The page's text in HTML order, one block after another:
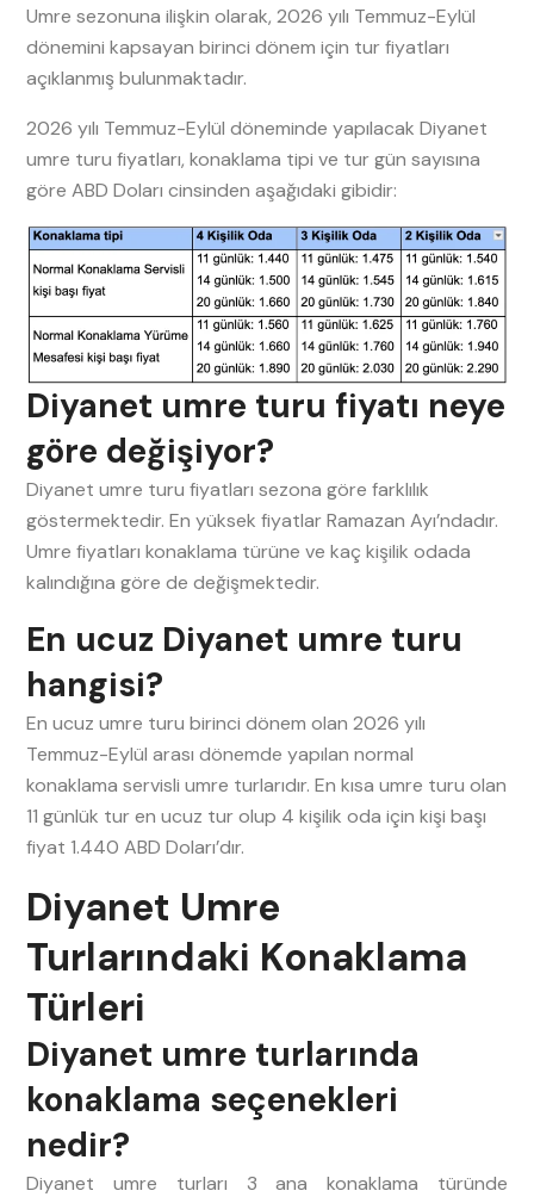
Umre sezonuna ilişkin olarak, 2026 yılı Temmuz-Eylül
dönemini kapsayan birinci dönem için tur fiyatları
açıklanmış bulunmaktadır.
2026 yılı Temmuz-Eylül döneminde yapılacak Diyanet
umre turu fiyatları, konaklama tipi ve tur gün sayısına
göre ABD Doları cinsinden aşağıdaki gibidir:
Diyanet umre turu fiyatı neye
göre değişiyor?
Diyanet umre turu fiyatları sezona göre farklılık
göstermektedir. En yüksek fiyatlar Ramazan Ayı’ndadır.
Umre fiyatları konaklama türüne ve kaç kişilik odada
kalındığına göre de değişmektedir.
En ucuz Diyanet umre turu
hangisi?
En ucuz umre turu birinci dönem olan 2026 yılı
Temmuz-Eylül arası dönemde yapılan normal
konaklama servisli umre turlarıdır. En kısa umre turu olan
11 günlük tur en ucuz tur olup 4 kişilik oda için kişi başı
fiyat 1.440 ABD Doları’dır.
Diyanet Umre
Turlarındaki Konaklama
Türleri
Diyanet umre turlarında
konaklama seçenekleri
nedir?
Diyanet umre turları 3 ana konaklama türünde